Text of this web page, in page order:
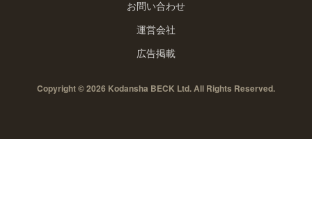
お問い合わせ
運営会社
広告掲載
Copyright © 2026 Kodansha BECK Ltd. All Rights Reserved.